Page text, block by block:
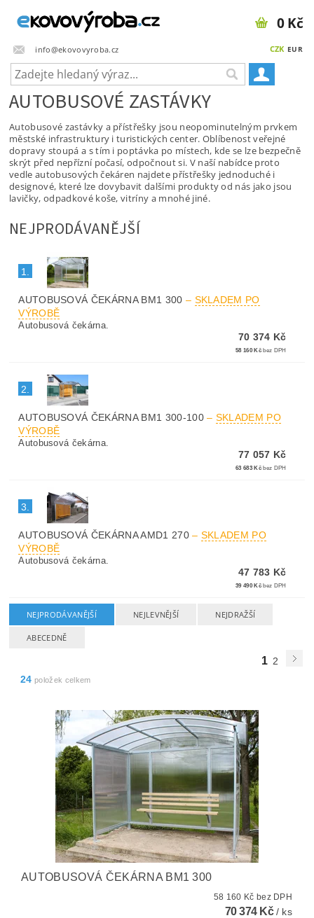
info@ekovovyroba.cz CZK EUR
0 Kč
AUTOBUSOVÉ ZASTÁVKY
Autobusové zastávky a přístřešky jsou neopominutelným prvkem
městské infrastruktury i turistických center. Oblíbenost veřejné
dopravy stoupá a s tím i poptávka po místech, kde se lze bezpečně
skrýt před nepřízní počasí, odpočnout si. V naší nabídce proto
vedle autobusových čekáren najdete přístřešky jednoduché i
designové, které lze dovybavit dalšími produkty od nás jako jsou
lavičky, odpadkové koše, vitríny a mnohé jiné.
NEJPRODÁVANĚJŠÍ
1.
AUTOBUSOVÁ ČEKÁRNA BM1 300 – SKLADEM PO
VÝROBĚ
Autobusová čekárna.
70 374 Kč
58 160 Kč bez DPH
2.
AUTOBUSOVÁ ČEKÁRNA BM1 300-100– SKLADEM PO
VÝROBĚ
Autobusová čekárna.
77 057 Kč
63 683 Kč bez DPH
3.
AUTOBUSOVÁ ČEKÁRNA AMD1 270– SKLADEM PO
VÝROBĚ
Autobusová čekárna.
47 783 Kč
39 490 Kč bez DPH
NEJPRODÁVANĚJŠÍ NEJLEVNĚJŠÍ NEJDRAŽŠÍ
ABECEDNĚ
1 2
24 položek celkem
AUTOBUSOVÁ ČEKÁRNA BM1 300
58 160 Kč bez DPH
70 374 Kč/ ks